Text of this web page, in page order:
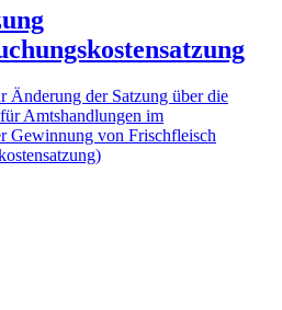
Änderung der Satzung über die
Amtshandlungen im
Gewinnung von Frischfleisch